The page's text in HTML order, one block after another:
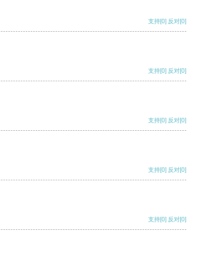
支持[0] 反对[0]
支持[0] 反对[0]
支持[0] 反对[0]
支持[0] 反对[0]
支持[0] 反对[0]